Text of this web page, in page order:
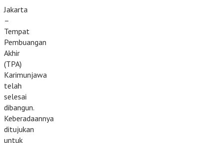
Jakarta
–
Tempat
Pembuangan
Akhir
(TPA)
Karimunjawa
telah
selesai
dibangun.
Keberadaannya
ditujukan
untuk